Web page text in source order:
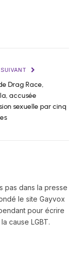
Drag Race,
accusée
sexuelle par cinq
pas dans la presse
le site Gayvox
pour écrire
cause LGBT.